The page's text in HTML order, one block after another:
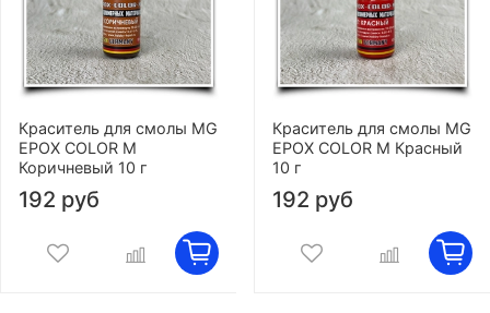
Краситель для смолы MG
EPOX COLOR M
Коричневый 10 г
192 руб
Краситель для смолы MG
EPOX COLOR M Красный
10 г
192 руб